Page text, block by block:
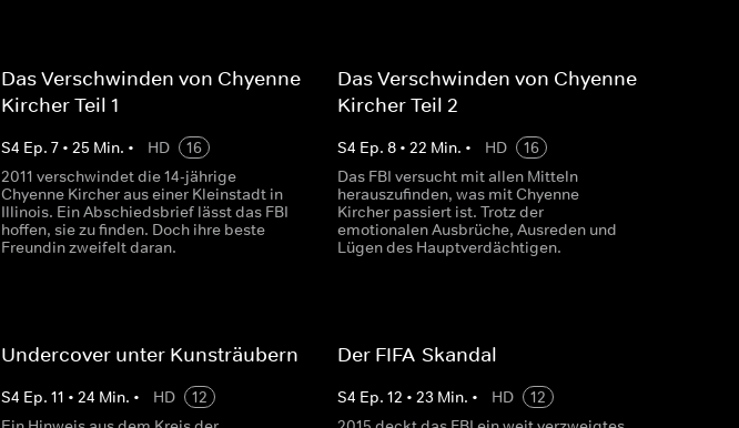
Das Verschwinden von Chyenne
Kircher Teil 1
S4 Ep. 7• 25 Min. • HD
16
2011 verschwindet die 14-jährige
Chyenne Kircher aus einer Kleinstadt in
Illinois. Ein Abschiedsbrief lässt das FBI
hoffen, sie zu finden. Doch ihre beste
Freundin zweifelt daran.
Das Verschwinden von Chyenne
Kircher Teil 2
S4 Ep. 8• 22 Min. • HD
16
Das FBI versucht mit allen Mitteln
herauszufinden, was mit Chyenne
Kircher passiert ist. Trotz der
emotionalen Ausbrüche, Ausreden und
Lügen des Hauptverdächtigen.
Undercover unter Kunsträubern
S4 Ep. 11 • 24 Min. • HD
12
Der FIFA-Skandal
S4 Ep. 12 • 23 Min. • HD
12